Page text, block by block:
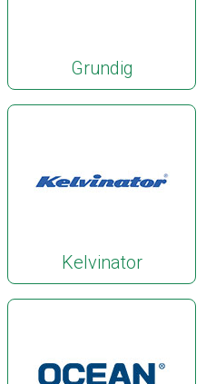
Grundig
Kelvinator